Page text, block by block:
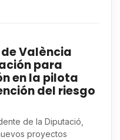
de València
para
en la pilota
del riesgo
de la Diputació,
proyectos